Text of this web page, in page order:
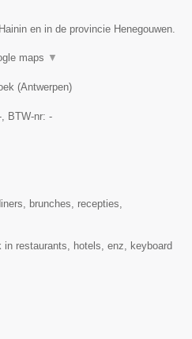
en in de provincie Henegouwen.
maps ▼
(Antwerpen)
, BTW-nr: -
brunches, recepties,
in restaurants, hotels, enz, keyboard